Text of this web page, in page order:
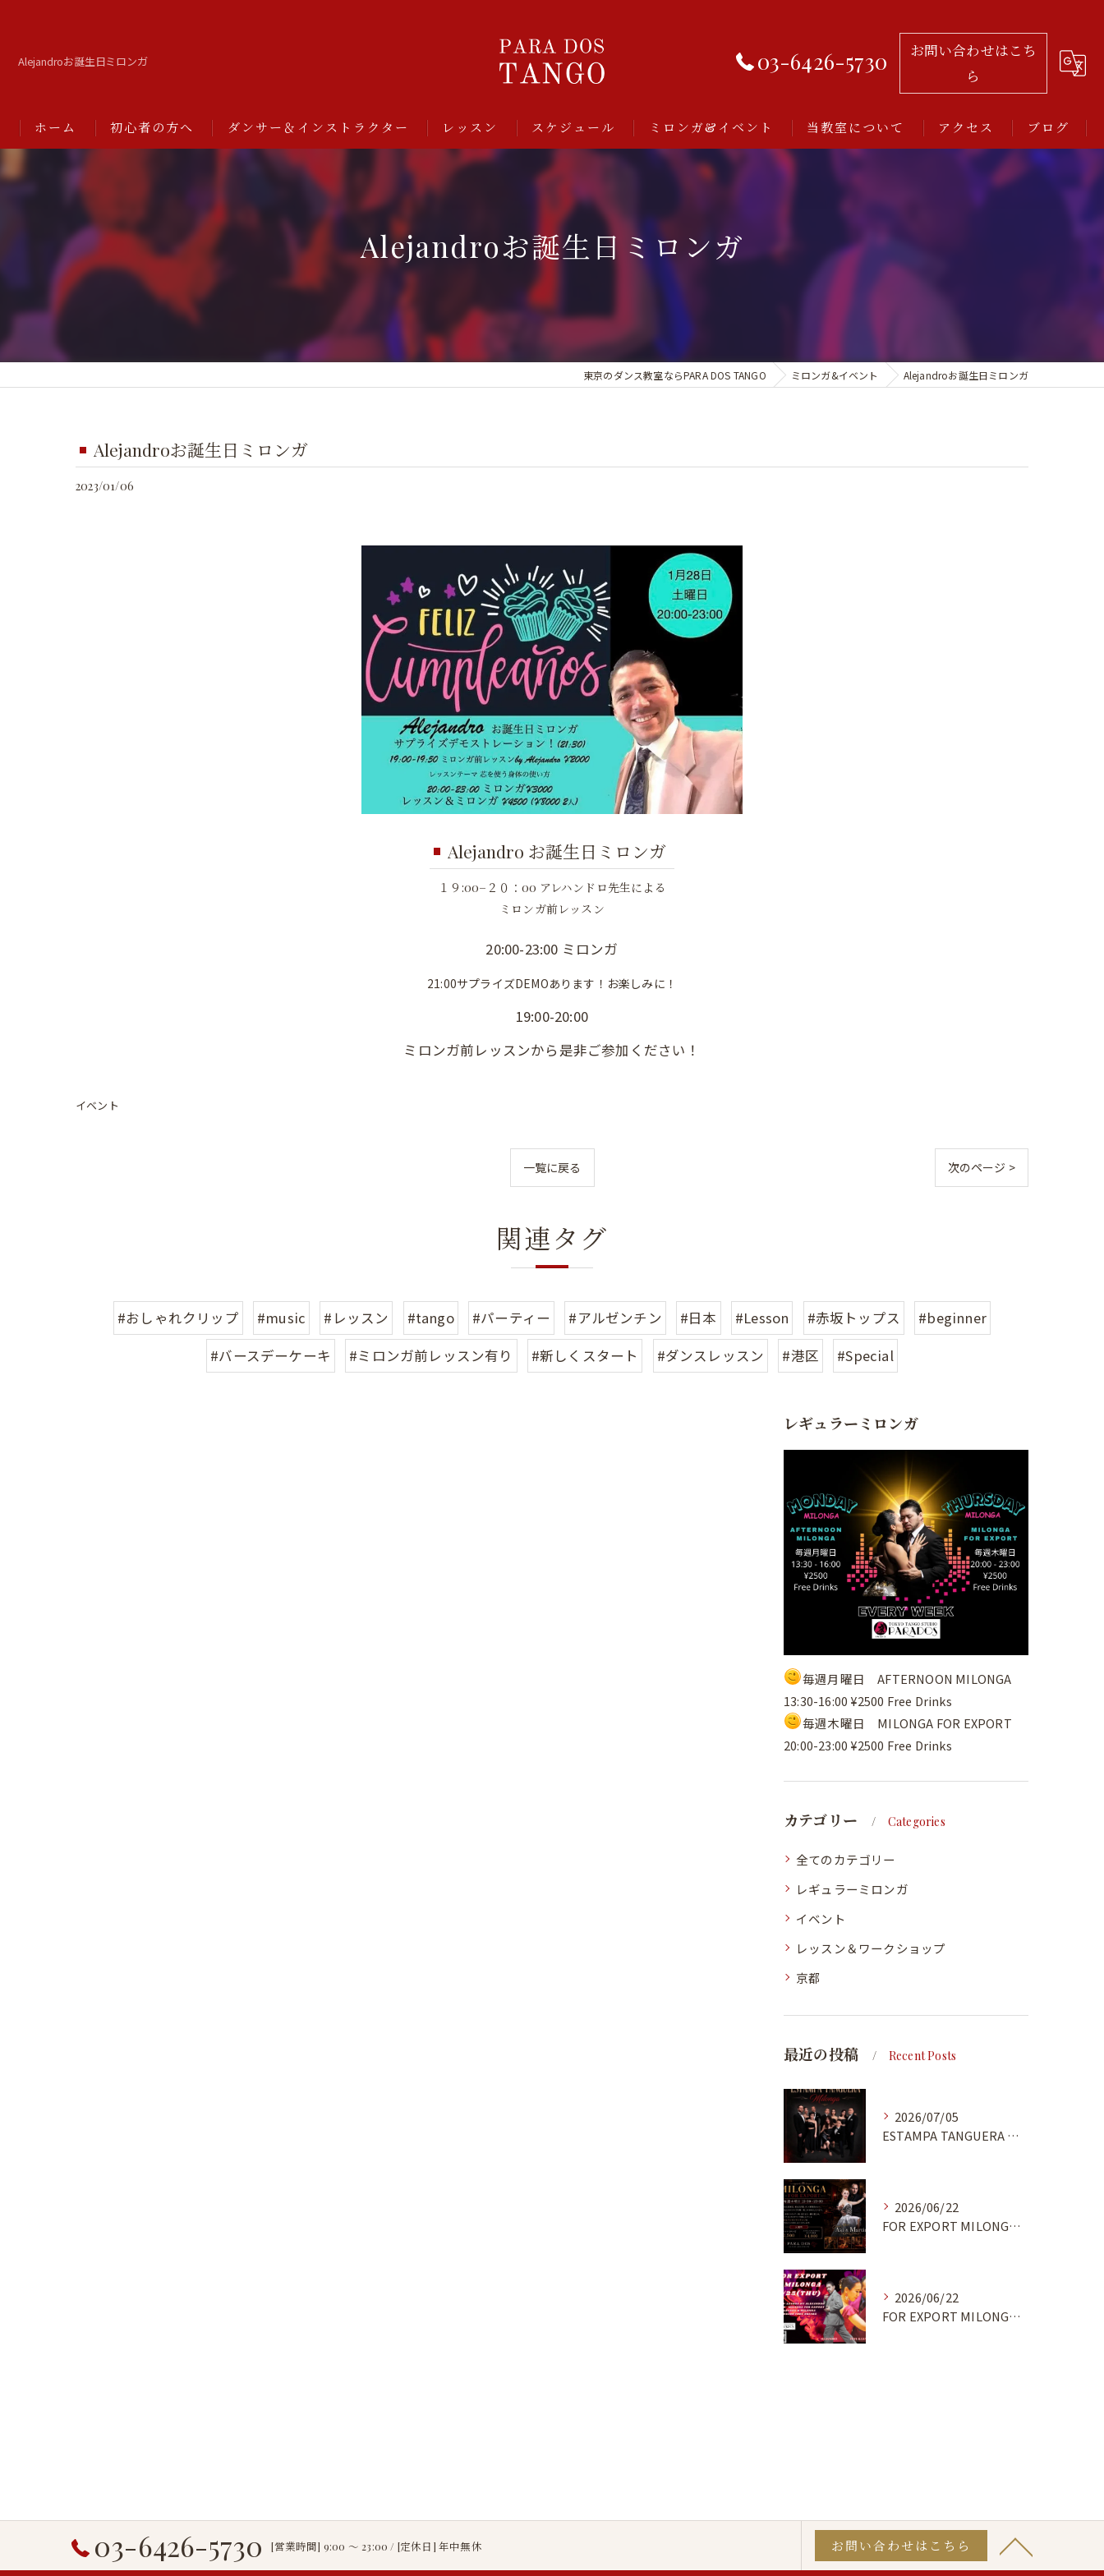
Alejandroお誕生日ミロンガ 03-6426-5730
お問い合わせはこち
ら
ホーム 初心者の方へ ダンサー＆インストラクター レッスン スケジュール ミロンガ&イベント 当教室について
アルゼンチンタンゴ
アクセス ブログ
Alejandroお誕生日ミロンガ
東京のダンス教室ならPARA DOS TANGO ミロンガ&イベント Alejandroお誕生日ミロンガ
Alejandroお誕生日ミロンガ
2023/01/06
Alejandro お誕生日ミロンガ
１９:00−２０：00 アレハンドロ先生による
ミロンガ前レッスン
20:00-23:00 ミロンガ
21:00サプライズDEMOあります！お楽しみに！
19:00-20:00
ミロンガ前レッスンから是非ご参加ください！
イベント
一覧に戻る 次のページ >
関連タグ
#おしゃれクリップ #music #レッスン #tango #パーティー #アルゼンチン #日本 #Lesson #赤坂トップス
#beginner
#バースデーケーキ
#ミロンガ前レッスン有り #新しくスタート #ダンスレッスン #港区 #Special
レギュラーミロンガ
毎週月曜日 AFTERNOON MILONGA
13:30-16:00 ¥2500 Free Drinks
毎週木曜日 MILONGA FOR EXPORT
20:00-23:00 ¥2500 Free Drinks
カテゴリー Categories
全てのカテゴリー
レギュラーミロンガ
イベント
レッスン＆ワークショップ
京都
最近の投稿 Recent Posts
2026/07/05
ESTAMPA TANGUERA MILONGA
2026/06/22
FOR EXPORT MILONGA 7/9
2026/06/22
FOR EXPORT MILONGA 6/25
03-6426-5730 [営業時間] 9:00 〜 23:00 / [定休日] 年中無休 お問い合わせはこちら